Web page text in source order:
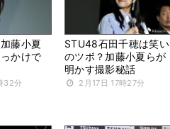
藤小夏
かけで
32分
STU48石田千穂は笑い
のツボ？加藤小夏らが
明かす撮影秘話
2月17日 17時27分